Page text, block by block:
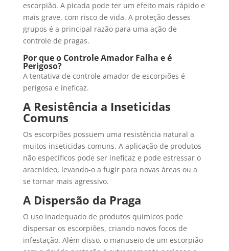
escorpião. A picada pode ter um efeito mais rápido e
mais grave, com risco de vida. A proteção desses
grupos é a principal razão para uma ação de
controle de pragas.
Por que o Controle Amador Falha e é
Perigoso?
A tentativa de controle amador de escorpiões é
perigosa e ineficaz.
A Resistência a Inseticidas
Comuns
Os escorpiões possuem uma resistência natural a
muitos inseticidas comuns. A aplicação de produtos
não específicos pode ser ineficaz e pode estressar o
aracnídeo, levando-o a fugir para novas áreas ou a
se tornar mais agressivo.
A Dispersão da Praga
O uso inadequado de produtos químicos pode
dispersar os escorpiões, criando novos focos de
infestação. Além disso, o manuseio de um escorpião